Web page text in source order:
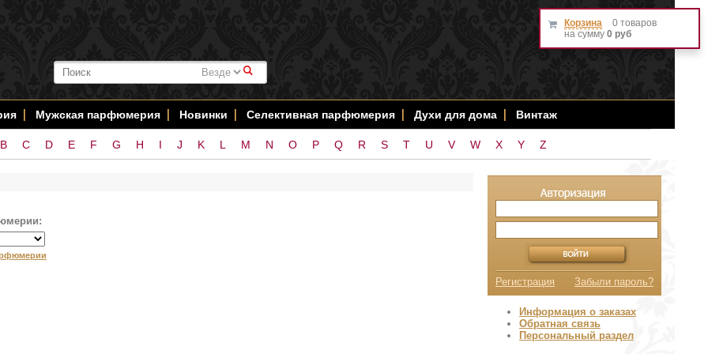
#
Мужская парфюмерия Новинки Селективная парфюмерия Духи для дома Винтаж
B C D E F G H I J K L M N O P Q R S T U V W X Y Z
Корзина
0 товаров
на сумму 0 руб
Регистрация Забыли пароль?
Информация о заказах
Обратная связь
Персональный раздел